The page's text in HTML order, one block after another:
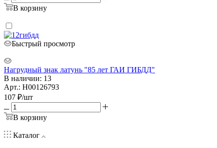
В корзину
Быстрый просмотр
Нагрудный знак латунь "85 лет ГАИ ГИБДД"
В наличии: 13
Арт.: Н00126793
107 ₽/шт
В корзину
Каталог